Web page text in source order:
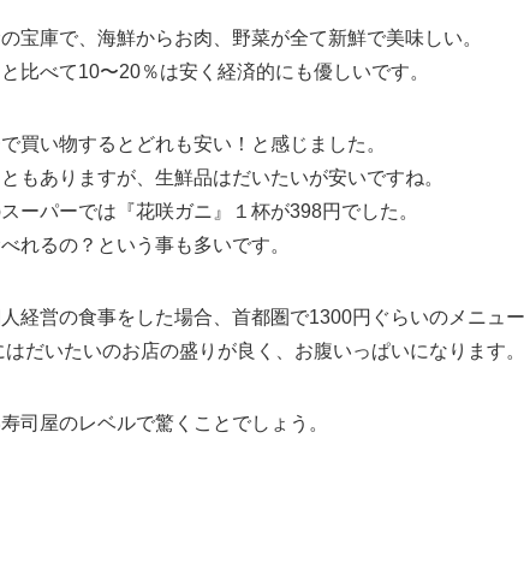
宝庫で、海鮮からお肉、野菜が全て新鮮で美味しい。
比べて10〜20％は安く経済的にも優しいです。
買い物するとどれも安い！と感じました。
もありますが、生鮮品はだいたいが安いですね。
ーパーでは『花咲ガニ』１杯が398円でした。
れるの？という事も多いです。
経営の食事をした場合、首都圏で1300円ぐらいのメニュー
だいたいのお店の盛りが良く、お腹いっぱいになります。
司屋のレベルで驚くことでしょう。